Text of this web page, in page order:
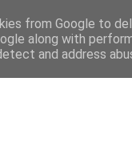
Menciones
from Google to
along with
and address